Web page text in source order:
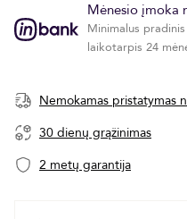
Mėnesio įmoka
Minimalus
laikotarpis 24
Nemokamas pristatymas
30 dienų grąžinimas
2 metų garantija